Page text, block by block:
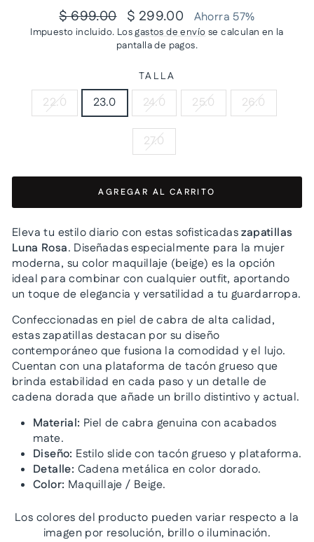
Precio
habitual
$ 699.00
Precio
de
oferta
$ 299.00 Ahorra 57%
Impuesto incluido. Losgastos de envío se calculan en la
pantalla de pagos.
TALLA
22.0 23.0 24.0 25.0 26.0
27.0
AGREGAR AL CARRITO
Eleva tu estilo diario con estas sofisticadaszapatillas
Luna Rosa. Diseñadas especialmente para la mujer
moderna, su color maquillaje (beige) es la opción
ideal para combinar con cualquier outfit, aportando
un toque de elegancia y versatilidad a tu guardarropa.
Confeccionadas en piel de cabra de alta calidad,
estas zapatillas destacan por su diseño
contemporáneo que fusiona la comodidad y el lujo.
Cuentan con una plataforma de tacón grueso que
brinda estabilidad en cada paso y un detalle de
cadena dorada que añade un brillo distintivo y actual.
Material: Piel de cabra genuina con acabados
mate.
Diseño: Estilo slide con tacón grueso y plataforma.
Detalle: Cadena metálica en color dorado.
Color: Maquillaje / Beige.
Los colores del producto pueden variar respecto a la
imagen por resolución, brillo o iluminación.